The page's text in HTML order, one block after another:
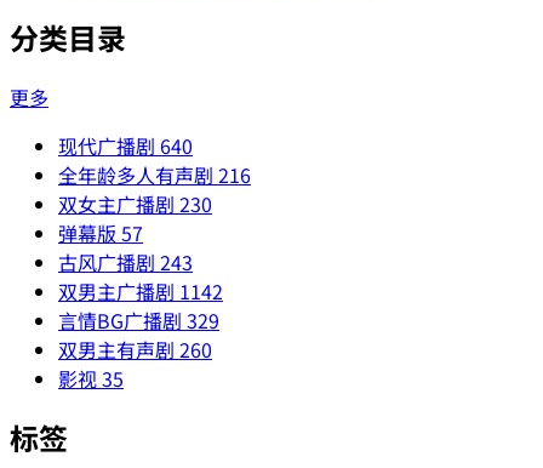
分类目录
更多
现代广播剧 640
全年龄多人有声剧 216
双女主广播剧 230
弹幕版 57
古风广播剧 243
双男主广播剧 1142
言情BG广播剧 329
双男主有声剧 260
影视35
标签